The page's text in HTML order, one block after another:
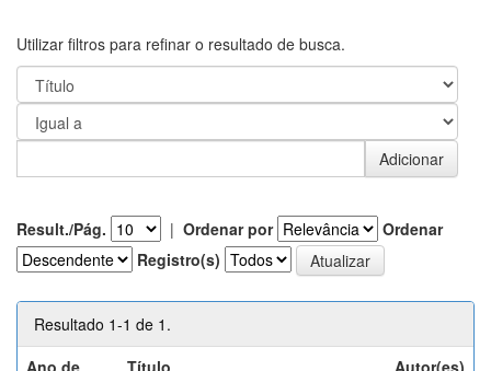
Utilizar filtros para refinar o resultado de busca.
Result./Pág. | Ordenar por
Ordenar
Registro(s)
Resultado 1-1 de 1.
Ano de
Título Autor(es)